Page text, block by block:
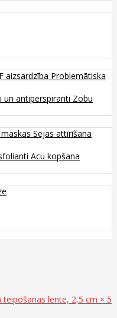
aizsardzība Problemātiska
un antiperspiranti Zobu
Sejas attīrīšana
Acu kopšana
lente, 2,5 cm × 5